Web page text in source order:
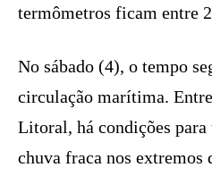
termômetros ficam entre
No sábado (4), o tempo
circulação marítima.
Litoral, há condições
chuva fraca nos extremos